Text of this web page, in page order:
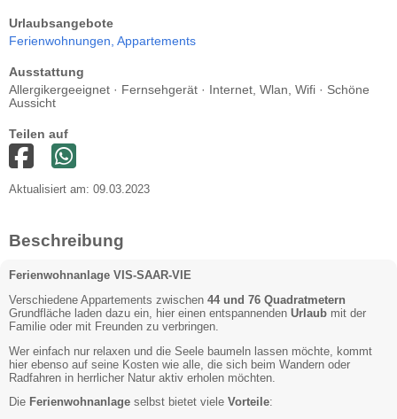
Urlaubsangebote
Ferienwohnungen, Appartements
Ausstattung
Allergikergeeignet · Fernsehgerät · Internet, Wlan, Wifi · Schöne
Aussicht
Teilen auf
Aktualisiert am: 09.03.2023
Beschreibung
Ferienwohnanlage VIS-SAAR-VIE
Verschiedene Appartements zwischen 44 und 76 Quadratmetern
Grundfläche laden dazu ein, hier einen entspannenden Urlaub mit der
Familie oder mit Freunden zu verbringen.
Wer einfach nur relaxen und die Seele baumeln lassen möchte, kommt
hier ebenso auf seine Kosten wie alle, die sich beim Wandern oder
Radfahren in herrlicher Natur aktiv erholen möchten.
Die Ferienwohnanlage selbst bietet viele Vorteile: